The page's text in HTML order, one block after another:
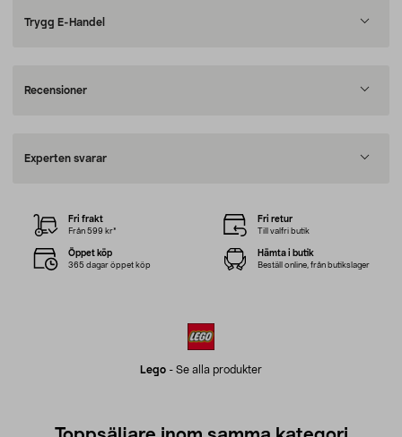
Trygg E-Handel
Recensioner
Experten svarar
Lego - Se alla produkter
Fri frakt
Från 599 kr*
Fri retur
Till valfri butik
Öppet köp
365 dagar öppet köp
Hämta i butik
Beställ online, från butikslager